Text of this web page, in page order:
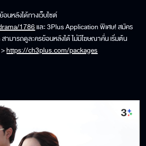
นหลังได้ทางเว็บไซต์
1786และ 3Plus Application พิเศษ! สมัคร
ามารถดูละครย้อนหลังได้ ไม่มีโฆษณาคั่น เริ่มต้น
>https://ch3plus.com/packages